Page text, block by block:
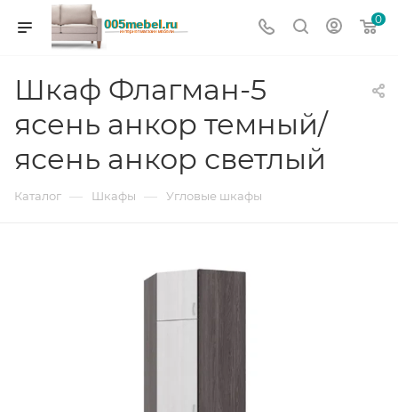
0
Шкаф Флагман-5
ясень анкор темный/
ясень анкор светлый
Каталог — Шкафы — Угловые шкафы